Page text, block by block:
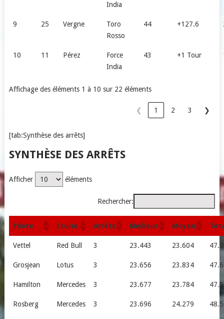
India
9 25 Vergne
Toro
Rosso
44 +127.6
10 11 Pérez
Force
India
43 +1 Tour
Affichage des éléments 1 à 10 sur 22 éléments
❮ 1 2 3 ❯
[tab:Synthèse des arrêts]
SYNTHÈSE DES ARRÊTS
Afficher éléments
Rechercher:
Pilote Ecurie Arrêts Meilleur Moyen
Vettel Red Bull 3 23.443 23.604
Grosjean Lotus 3 23.656 23.834
Hamilton Mercedes 3 23.677 23.784
Rosberg Mercedes 3 23.696 24.279